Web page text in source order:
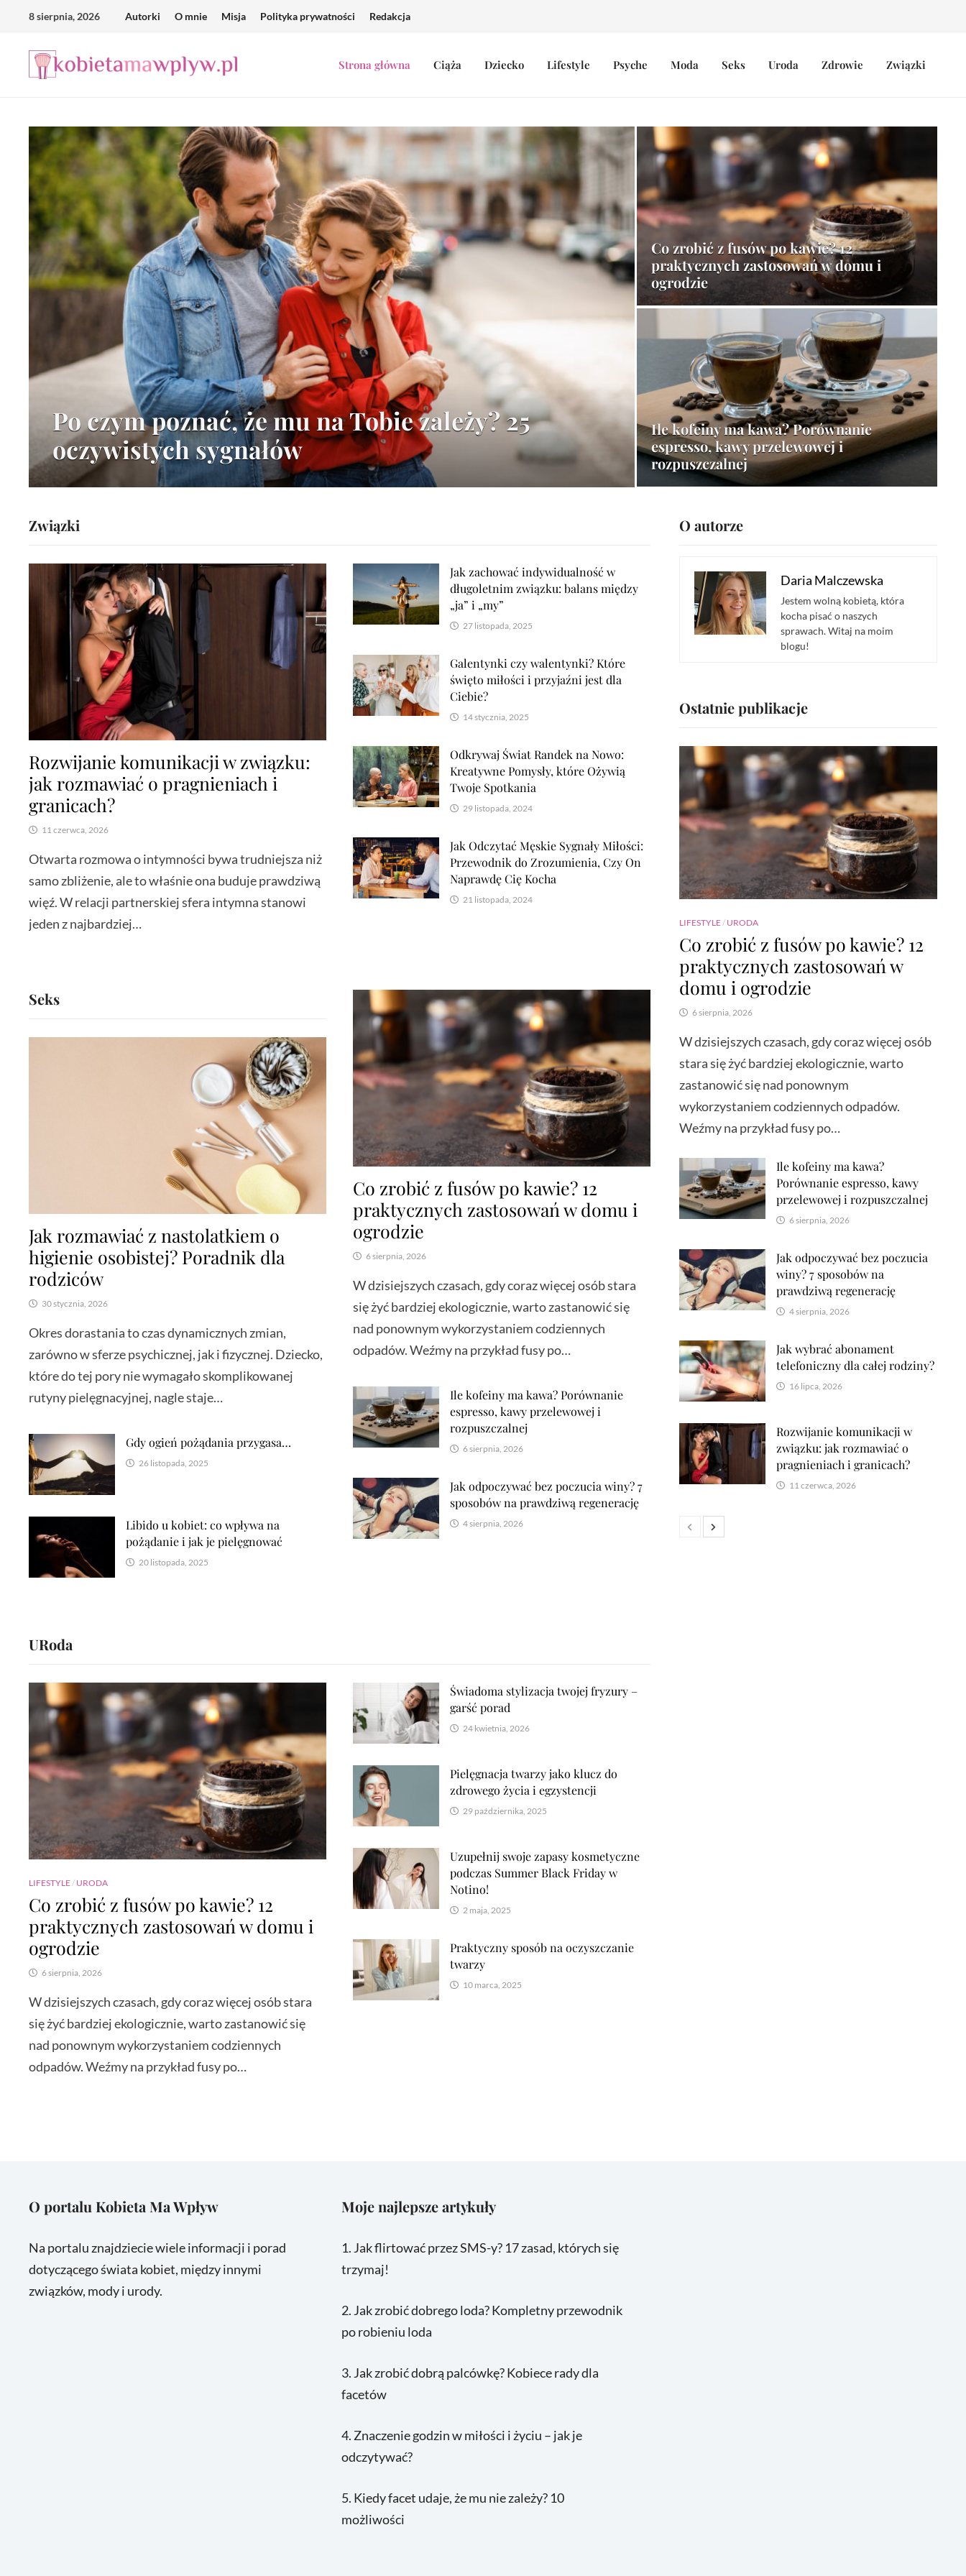
content
8 sierpnia, 2026 Autorki O mnie Misja Polityka prywatności Redakcja
Strona główna Ciąża Dziecko Lifestyle Psyche Moda Seks Uroda Zdrowie Związki
Po czym poznać, że mu na Tobie zależy? 25
oczywistych sygnałów
Romans w pracy – jak się
konsekwencje
Co zrobić z fusów po kawie? 12
praktycznych zastosowań w domu i
ogrodzie
Ile kofeiny ma kawa? Porównanie
espresso, kawy przelewowej i
rozpuszczalnej
Związki
Rozwijanie komunikacji w związku:
jak rozmawiać o pragnieniach i
granicach?
11 czerwca, 2026
Otwarta rozmowa o intymności bywa trudniejsza niż
samo zbliżenie, ale to właśnie ona buduje prawdziwą
więź. W relacji partnerskiej sfera intymna stanowi
jeden z najbardziej…
Jak zachować indywidualność w
długoletnim związku: balans między
„ja” i „my”
27 listopada, 2025
Galentynki czy walentynki? Które
święto miłości i przyjaźni jest dla
Ciebie?
14 stycznia, 2025
Odkrywaj Świat Randek na Nowo:
Kreatywne Pomysły, które Ożywią
Twoje Spotkania
29 listopada, 2024
Jak Odczytać Męskie Sygnały Miłości:
Przewodnik do Zrozumienia, Czy On
Naprawdę Cię Kocha
21 listopada, 2024
Seks
Jak rozmawiać z nastolatkiem o
higienie osobistej? Poradnik dla
rodziców
30 stycznia, 2026
Okres dorastania to czas dynamicznych zmian,
zarówno w sferze psychicznej, jak i fizycznej. Dziecko,
które do tej pory nie wymagało skomplikowanej
rutyny pielęgnacyjnej, nagle staje…
Gdy ogień pożądania przygasa…
26 listopada, 2025
Libido u kobiet: co wpływa na
pożądanie i jak je pielęgnować
20 listopada, 2025
Co zrobić z fusów po kawie? 12
praktycznych zastosowań w domu i
ogrodzie
6 sierpnia, 2026
W dzisiejszych czasach, gdy coraz więcej osób stara
się żyć bardziej ekologicznie, warto zastanowić się
nad ponownym wykorzystaniem codziennych
odpadów. Weźmy na przykład fusy po…
Ile kofeiny ma kawa? Porównanie
espresso, kawy przelewowej i
rozpuszczalnej
6 sierpnia, 2026
Jak odpoczywać bez poczucia winy? 7
sposobów na prawdziwą regenerację
4 sierpnia, 2026
URoda
LIFESTYLE/ URODA
Co zrobić z fusów po kawie? 12
praktycznych zastosowań w domu i
ogrodzie
6 sierpnia, 2026
W dzisiejszych czasach, gdy coraz więcej osób stara
się żyć bardziej ekologicznie, warto zastanowić się
nad ponownym wykorzystaniem codziennych
odpadów. Weźmy na przykład fusy po…
Świadoma stylizacja twojej fryzury –
garść porad
24 kwietnia, 2026
Pielęgnacja twarzy jako klucz do
zdrowego życia i egzystencji
29 października, 2025
Uzupełnij swoje zapasy kosmetyczne
podczas Summer Black Friday w
Notino!
2 maja, 2025
Praktyczny sposób na oczyszczanie
twarzy
10 marca, 2025
O autorze
Daria Malczewska
Jestem wolną kobietą, która
kocha pisać o naszych
sprawach. Witaj na moim
blogu!
Ostatnie publikacje
LIFESTYLE/ URODA
Co zrobić z fusów po kawie? 12
praktycznych zastosowań w
domu i ogrodzie
6 sierpnia, 2026
W dzisiejszych czasach, gdy coraz więcej osób
stara się żyć bardziej ekologicznie, warto
zastanowić się nad ponownym
wykorzystaniem codziennych odpadów.
Weźmy na przykład fusy po…
Ile kofeiny ma kawa?
Porównanie espresso, kawy
przelewowej i rozpuszczalnej
6 sierpnia, 2026
Jak odpoczywać bez poczucia
winy? 7 sposobów na
prawdziwą regenerację
4 sierpnia, 2026
Jak wybrać abonament
telefoniczny dla całej rodziny?
16 lipca, 2026
Rozwijanie komunikacji w
związku: jak rozmawiać o
pragnieniach i granicach?
11 czerwca, 2026
O portalu Kobieta Ma Wpływ
Na portalu znajdziecie wiele informacji i porad
dotyczącego świata kobiet, między innymi
związków, mody i urody.
Moje najlepsze artykuły
1. Jak flirtować przez SMS-y? 17 zasad, których się
trzymaj!
2. Jak zrobić dobrego loda? Kompletny przewodnik
po robieniu loda
3. Jak zrobić dobrą palcówkę? Kobiece rady dla
facetów
4. Znaczenie godzin w miłości i życiu – jak je
odczytywać?
5. Kiedy facet udaje, że mu nie zależy? 10
możliwości